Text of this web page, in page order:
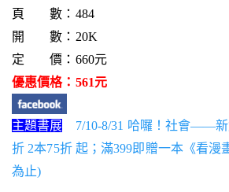
頁 數：484
開 數：20K
定 價：660元
優惠價格：561元
主題書展
7/10-8/31 哈囉！社會——
折 2本75折 起；滿399即贈一本《看漫
為止)